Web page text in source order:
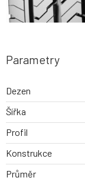
Parametry
Dezen
Šířka
Profil
Konstrukce
Průměr